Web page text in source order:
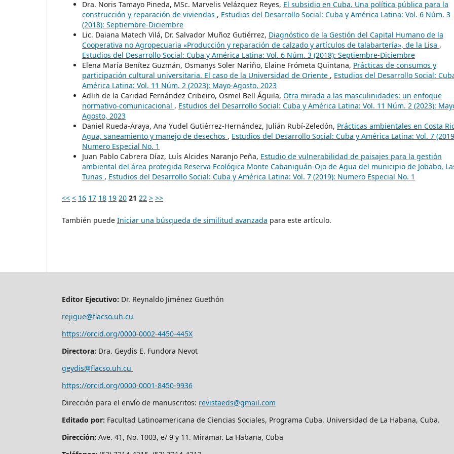
Dra. Noris Tamayo Pineda, MSc. Marvelis Velázquez Reyes, El subsidio en Cuba. Una política pública para la
construcción y reparación de viviendas , Estudios del Desarrollo Social: Cuba y América Latina: Vol. 6 Núm. 3
(2018): Septiembre-Diciembre
Lic. Daiana Matech Vilá, Dr. Salvador Muñoz Gutiérrez, Diagnóstico de la Gestión del Capital Humano de la
Cooperativa no Agropecuaria «Producción y reparación de calzado y artículos de talabartería», de la Lisa ,
Estudios del Desarrollo Social: Cuba y América Latina: Vol. 6 Núm. 3 (2018): Septiembre-Diciembre
Elena María Benítez Guzmán, Osmanys Soler Nariño, Elaine Frómeta Quintana, Prácticas de consumos y
participación cultural universitaria. El caso de la Universidad de Oriente , Estudios del Desarrollo Social:
América Latina: Vol. 11 Núm. 2 (2023): Mayo-Agosto, 2023
Adlih de la Caridad Fernández Cribeiro, Osmel Bell Águila, Otra mirada a las masculinidades: un enfoque
normativo-comunicacional , Estudios del Desarrollo Social: Cuba y América Latina: Vol. 11 Núm. 2 (2023):
Agosto, 2023
Daniel Rueda-Araya, Ana Yudel Gutiérrez-Hernández, Julián Rubí-Zeledón, Prácticas ambientales en Costa
Agua, saneamiento y manejo de desechos , Estudios del Desarrollo Social: Cuba y América Latina: Vol. 7
Numero Especial No. 1
Juan Pablo Cabrera Díaz, Luís Alcides Naranjo Peña, Estudio de vulnerabilidad de paisajes para la gestión
ambiental del área protegida Reserva Ecológica Monte Cabaniguán-Ojo de Agua del municipio de Jobabo,
Tunas , Estudios del Desarrollo Social: Cuba y América Latina: Vol. 7 (2019): Numero Especial No. 1
<< < 16 17 18 19 20 21 22 > >>
También puede Iniciar una búsqueda de similitud avanzada para este artículo.
Editor Ejecutivo: Dr. Reynaldo Jiménez Guethón
rejigue@flacso.uh.cu
https://orcid.org/0000-0002-4450-445X
Directora: Dra. Geydis E. Fundora Nevot
geydis@flacso.uh.cu
https://orcid.org/0000-0001-8450-9936
Dirección para el envío de manuscritos: revistaeds@gmail.com
Editado por: Facultad Latinoamericana de Ciencias Sociales, Programa Cuba. Universidad de La Habana, Cuba.
Dirección: Ave. 41, No. 1003, e/ 9 y 11. Miramar. La Habana, Cuba